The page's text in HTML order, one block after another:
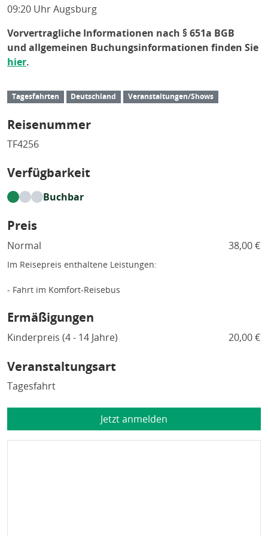
09:20 Uhr Augsburg
Vorvertragliche Informationen nach § 651a BGB
und allgemeinen Buchungsinformationen finden Sie
hier.
Tagesfahrten Deutschland Veranstaltungen/Shows
Reisenummer
TF4256
Verfügbarkeit
Buchbar
Preis
Normal 38,00 €
Im Reisepreis enthaltene Leistungen:
- Fahrt im Komfort-Reisebus
Ermäßigungen
Kinderpreis (4 - 14 Jahre) 20,00 €
Veranstaltungsart
Tagesfahrt
Jetzt anmelden